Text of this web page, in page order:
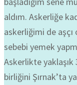
aldım. Askerliğe
askerliğimi de
sebebi yemek
Askerlikte
birliğini Şırnak’ta